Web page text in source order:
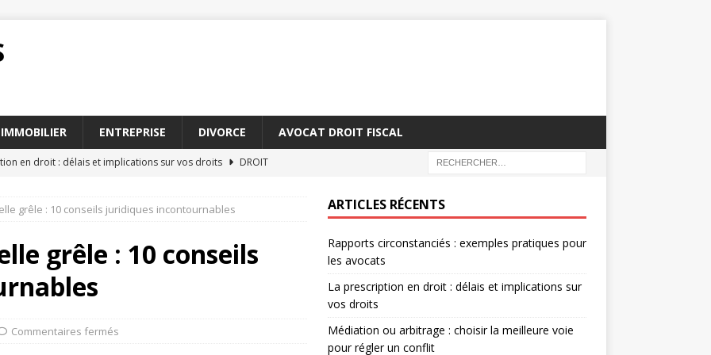
IMMOBILIER ENTREPRISE DIVORCE AVOCAT DROIT FISCAL
en droit : délais et implications sur vos droits
DROIT
une plateforme à la pointe pour 2026
JURIDIQUE
les avocats succession Paris sont indispensables pour vous
: exemples pratiques pour les avocats
grêle : 10 conseils juridiques incontournables
grêle : 10 conseils
Commentaires fermés
ARTICLES RÉCENTS
Rapports circonstanciés : exemples pratiques pour
les avocats
La prescription en droit : délais et implications sur
vos droits
Médiation ou arbitrage : choisir la meilleure voie
pour régler un conflit